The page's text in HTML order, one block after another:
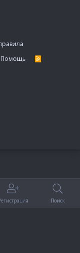
Помощь
R
Поиск